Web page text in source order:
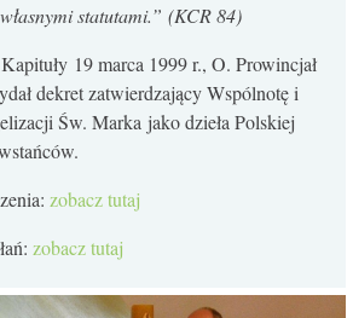
statutami.” (KCR 84)
19 marca 1999 r., O. Prowincjał
dekret zatwierdzający Wspólnotę i
Św. Marka jako dzieła Polskiej
zobacz tutaj
zobacz tutaj